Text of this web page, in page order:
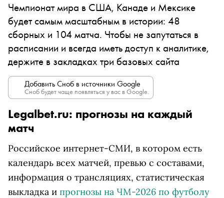
Чемпионат мира в США, Канаде и Мексике
будет самым масштабным в истории: 48
сборных и 104 матча. Чтобы не запутаться в
расписании и всегда иметь доступ к аналитике,
держите в закладках три базовых сайта
Добавить Сноб в источники Google
Сноб будет чаще появляться у вас в Google.
Legalbet.ru: прогнозы на каждый
матч
Российское интернет-СМИ, в котором есть
календарь всех матчей, превью с составами,
информация о трансляциях, статистическая
выкладка и прогнозы на ЧМ-2026 по футболу